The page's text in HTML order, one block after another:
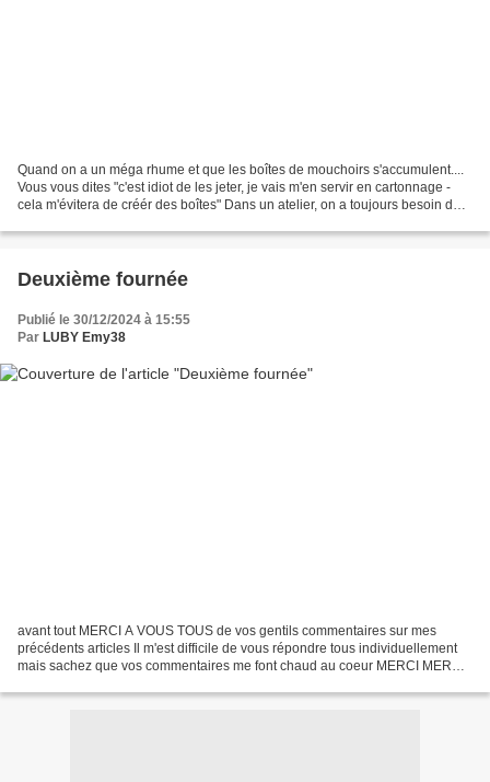
Quand on a un méga rhume et que les boîtes de mouchoirs s'accumulent....
Vous vous dites "c'est idiot de les jeter, je vais m'en servir en cartonnage -
cela m'évitera de créér des boîtes" Dans un atelier, on a toujours besoin de
Deuxième fournée
Publié le 30/12/2024 à 15:55
Par LUBY Emy38
avant tout MERCI A VOUS TOUS de vos gentils commentaires sur mes
précédents articles Il m'est difficile de vous répondre tous individuellement
mais sachez que vos commentaires me font chaud au coeur MERCI MERCI